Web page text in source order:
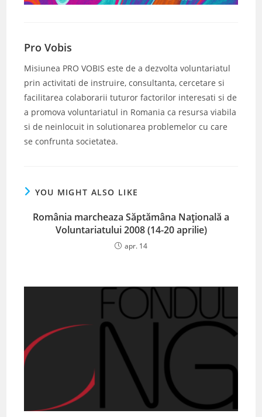
Pro Vobis
Misiunea PRO VOBIS este de a dezvolta voluntariatul
prin activitati de instruire, consultanta, cercetare si
facilitarea colaborarii tuturor factorilor interesati si de
a promova voluntariatul in Romania ca resursa viabila
si de neinlocuit in solutionarea problemelor cu care
se confrunta societatea.
YOU MIGHT ALSO LIKE
România marcheaza Săptămâna Națională a
Voluntariatului 2008 (14-20 aprilie)
apr. 14